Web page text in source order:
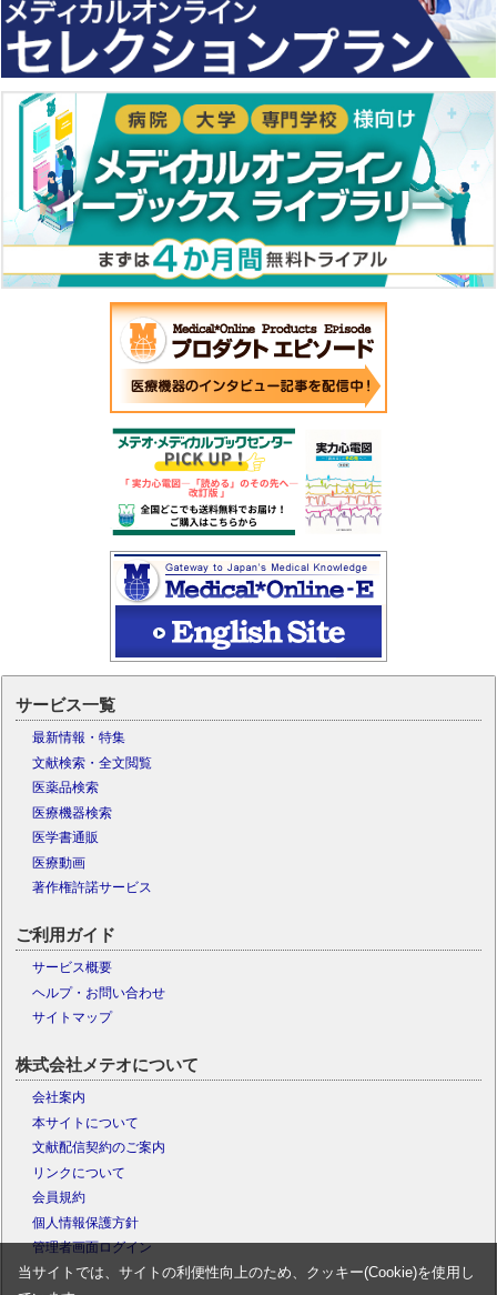
サービス一覧
最新情報・特集
文献検索・全文閲覧
医薬品検索
医療機器検索
医学書通販
医療動画
著作権許諾サービス
ご利用ガイド
サービス概要
ヘルプ・お問い合わせ
サイトマップ
株式会社メテオについて
会社案内
本サイトについて
文献配信契約のご案内
リンクについて
会員規約
個人情報保護方針
管理者画面ログイン
当サイトでは、サイトの利便性向上のため、クッキー(Cookie)を使用し